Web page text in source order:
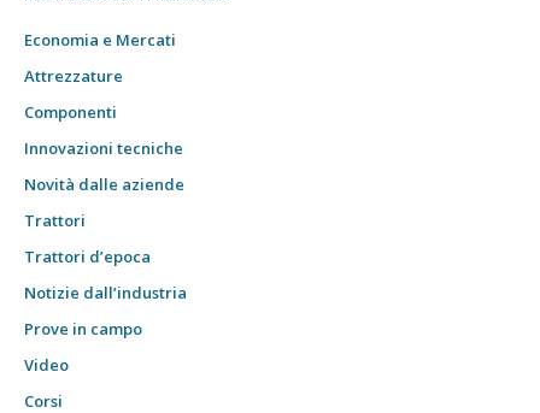
Economia e Mercati
Attrezzature
Componenti
Innovazioni tecniche
Novità dalle aziende
Trattori
Trattori d’epoca
Notizie dall’industria
Prove in campo
Video
Corsi